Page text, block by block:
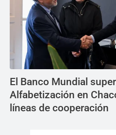
El Banco Mundial
Alfabetización en
líneas de cooperación